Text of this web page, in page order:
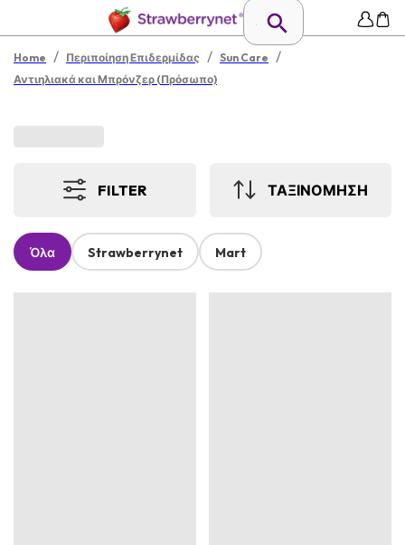
Home / Περιποίηση Επιδερμίδας / Sun Care /
Αντιηλιακά και Μπρόνζερ (Πρόσωπο)
FILTER ΤΑΞΙΝΟΜΗΣΗ
Όλα Strawberrynet Mart